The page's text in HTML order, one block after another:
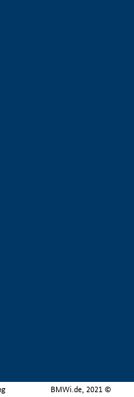
BMWi.de, 2021 ©